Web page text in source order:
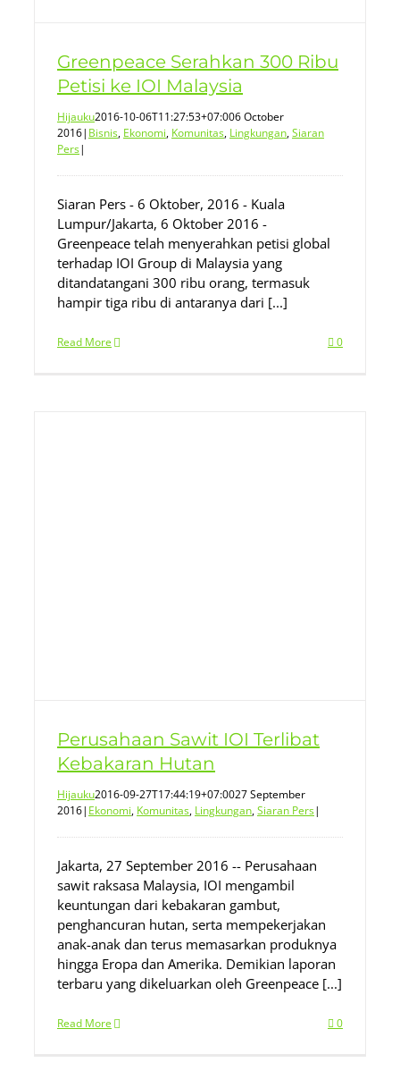
Greenpeace Serahkan 300 Ribu
Petisi ke IOI Malaysia
Hijauku2016-10-06T11:27:53+07:006 October
2016| Bisnis, Ekonomi, Komunitas, Lingkungan,Siaran
Pers|
Siaran Pers - 6 Oktober, 2016 - Kuala
Lumpur/Jakarta, 6 Oktober 2016 -
Greenpeace telah menyerahkan petisi global
terhadap IOI Group di Malaysia yang
ditandatangani 300 ribu orang, termasuk
hampir tiga ribu di antaranya dari [...]
Read More 0
Perusahaan Sawit IOI Terlibat
Kebakaran Hutan
Hijauku2016-09-27T17:44:19+07:0027 September
2016| Ekonomi, Komunitas, Lingkungan,Siaran Pers|
Jakarta, 27 September 2016 -- Perusahaan
sawit raksasa Malaysia, IOI mengambil
keuntungan dari kebakaran gambut,
penghancuran hutan, serta mempekerjakan
anak-anak dan terus memasarkan produknya
hingga Eropa dan Amerika. Demikian laporan
terbaru yang dikeluarkan oleh Greenpeace [...]
Read More 0